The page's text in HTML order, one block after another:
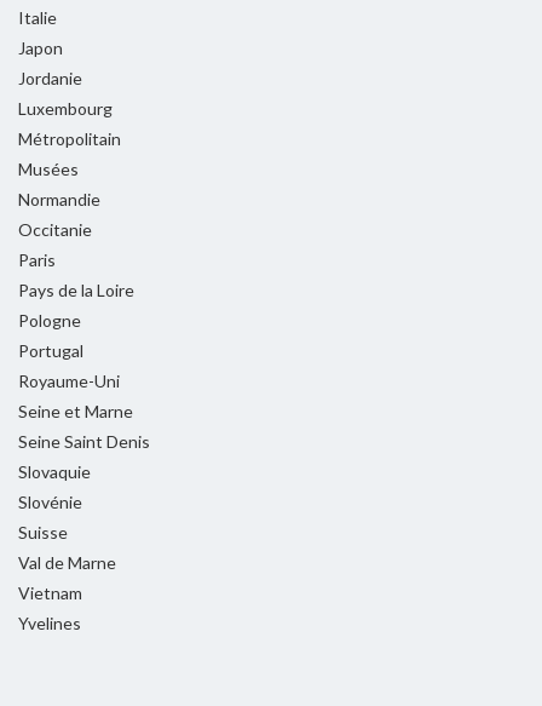
Italie
Japon
Jordanie
Luxembourg
Métropolitain
Musées
Normandie
Occitanie
Paris
Pays de la Loire
Pologne
Portugal
Royaume-Uni
Seine et Marne
Seine Saint Denis
Slovaquie
Slovénie
Suisse
Val de Marne
Vietnam
Yvelines